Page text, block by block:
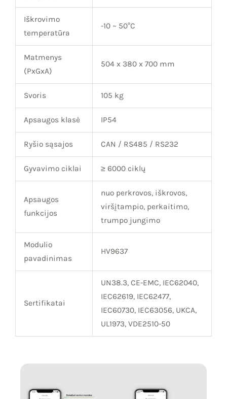
Iškrovimo
temperatūra
-10 ~ 50°C
Matmenys
(PxGxA)
504 x 380 x 700 mm
Svoris 105 kg
Apsaugos klasė IP54
Ryšio sąsajos CAN / RS485 / RS232
Gyvavimo ciklai ≥ 6000 ciklų
Apsaugos
funkcijos
nuo perkrovos, iškrovos,
viršįtampio, perkaitimo,
trumpo jungimo
Modulio
pavadinimas
HV9637
Sertifikatai
UN38.3, CE-EMC, IEC62040,
IEC62619, IEC62477,
IEC60730, IEC63056, UKCA,
UL1973, VDE2510-50